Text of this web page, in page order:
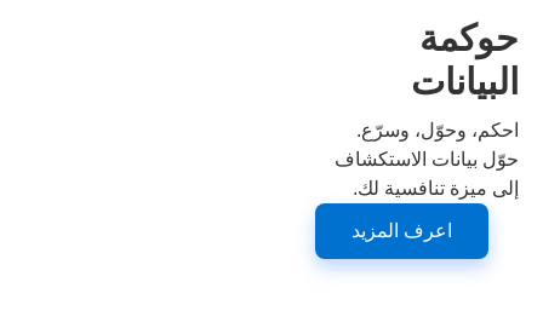
حوكمة
البيانات
احكم، وحوّل، وسرّع.
حوّل بيانات الاستكشاف
إلى ميزة تنافسية لك.
اعرف المزيد